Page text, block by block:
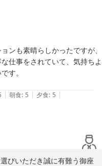
ります。
みいただけますので、ぜひ
ンも素晴らしかったですが、
仕事をされていて、気持ちよ
す。
| 朝食: 5 | 夕食: 5 |
びいただき誠に有難う御座